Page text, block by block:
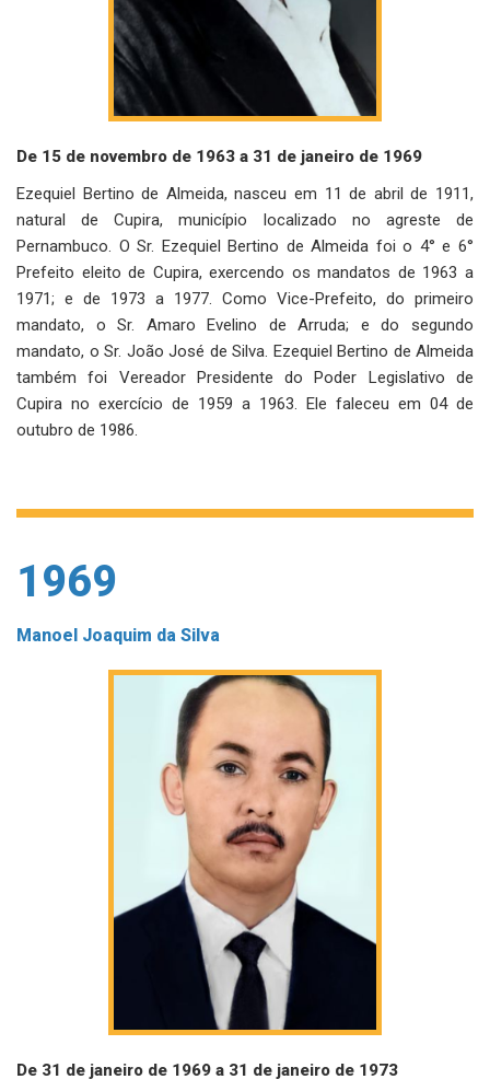
De 15 de novembro de 1963 a 31 de janeiro de 1969
Ezequiel Bertino de Almeida, nasceu em 11 de abril de 1911,
natural de Cupira, município localizado no agreste de
Pernambuco. O Sr. Ezequiel Bertino de Almeida foi o 4° e 6°
Prefeito eleito de Cupira, exercendo os mandatos de 1963 a
1971; e de 1973 a 1977. Como Vice-Prefeito, do primeiro
mandato, o Sr. Amaro Evelino de Arruda; e do segundo
mandato, o Sr. João José de Silva. Ezequiel Bertino de Almeida
também foi Vereador Presidente do Poder Legislativo de
Cupira no exercício de 1959 a 1963. Ele faleceu em 04 de
outubro de 1986.
1969
Manoel Joaquim da Silva
De 31 de janeiro de 1969 a 31 de janeiro de 1973